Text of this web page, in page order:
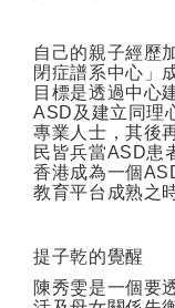
自己的親子經歷
閉症譜系中心」
目標是透過中心
ASD 及建立同理
專業人士，其後
民皆兵當ASD患
香港成為一個
教育平台成熟之
提子乾的覺醒
陳秀雯是一個要